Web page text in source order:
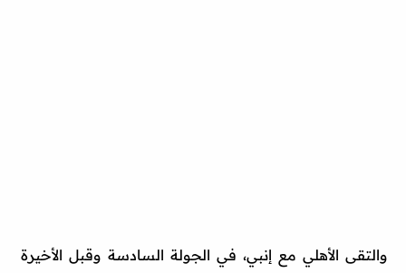
والتقى الأهلي مع إنبي، في الجولة السادسة وقبل الأخيرة